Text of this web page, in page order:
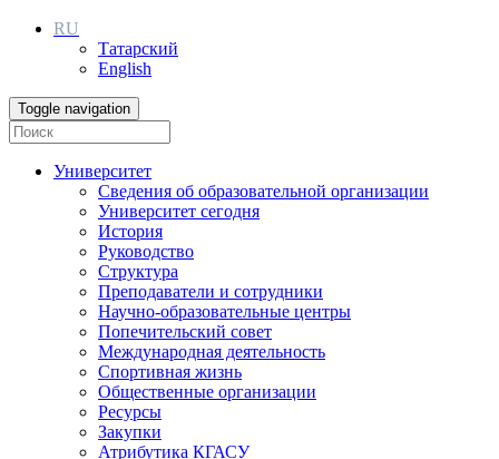
RU
Татарский
English
Toggle navigation
Университет
Сведения об образовательной организации
Университет сегодня
История
Руководство
Структура
Преподаватели и сотрудники
Научно-образовательные центры
Попечительский совет
Международная деятельность
Спортивная жизнь
Общественные организации
Ресурсы
Закупки
Атрибутика КГАСУ